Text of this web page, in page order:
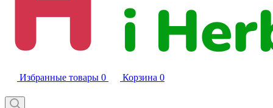
Избранные товары 0 Корзина 0